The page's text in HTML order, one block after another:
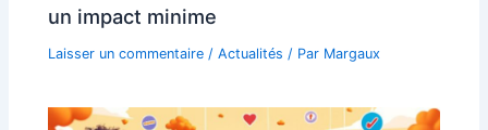
un impact minime
Laisser un commentaire /Actualités / Par Margaux